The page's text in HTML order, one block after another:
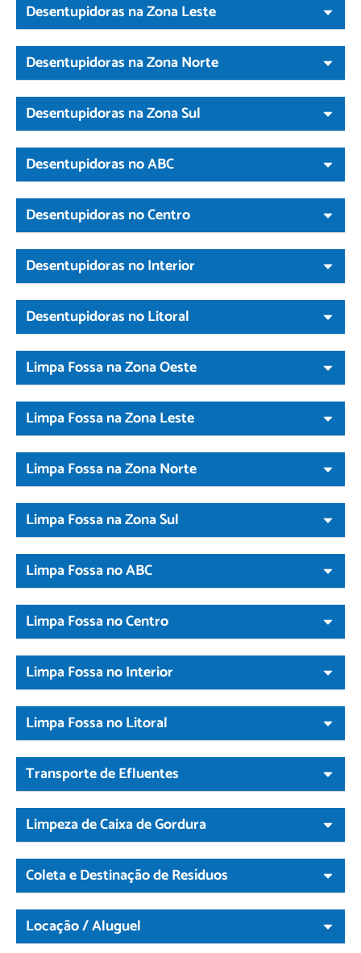
Desentupidoras na Zona Leste
Desentupidoras na Zona Norte
Desentupidoras na Zona Sul
Desentupidoras no ABC
Desentupidoras no Centro
Desentupidoras no Interior
Desentupidoras no Litoral
Limpa Fossa na Zona Oeste
Limpa Fossa na Zona Leste
Limpa Fossa na Zona Norte
Limpa Fossa na Zona Sul
Limpa Fossa no ABC
Limpa Fossa no Centro
Limpa Fossa no Interior
Limpa Fossa no Litoral
Transporte de Efluentes
Limpeza de Caixa de Gordura
Coleta e Destinação de Resíduos
Locação / Aluguel